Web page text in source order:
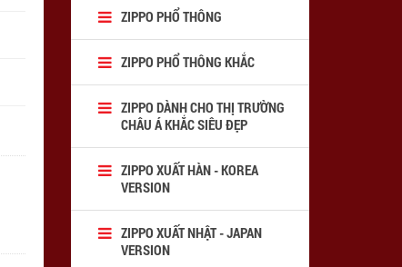
ZIPPO PHỔ THÔNG
ZIPPO PHỔ THÔNG KHẮC
ZIPPO DÀNH CHO THỊ TRƯỜNG
CHÂU Á KHẮC SIÊU ĐẸP
ZIPPO XUẤT HÀN - KOREA
VERSION
ZIPPO XUẤT NHẬT - JAPAN
VERSION